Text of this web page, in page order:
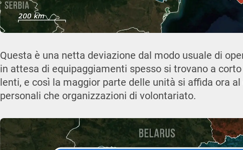
Questa è una netta deviazione dal modo usuale di
in attesa di equipaggiamenti spesso si trovano a
lenti, e così la maggior parte delle unità si affida ora
personali che organizzazioni di volontariato.